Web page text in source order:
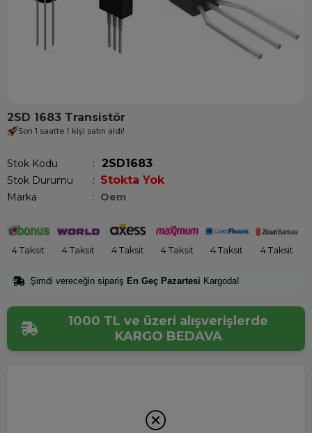
2SD 1683 Transistör
Son 1 saatte 1 kişi satın aldı!
Stok Kodu 2SD1683
Stok Durumu : Stokta Yok
Marka : Oem
4 Taksit 4 Taksit 4 Taksit 4 Taksit 4 Taksit 4 Taksit
Şimdi vereceğin sipariş En Geç Pazartesi Kargoda!
1000 TL ve üzeri alışverişlerde
KARGO BEDAVA